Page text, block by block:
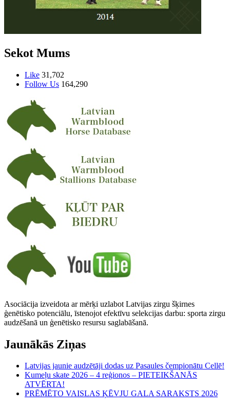
Sekot Mums
Like 31,702
Follow Us 164,290
Asociācija izveidota ar mērķi uzlabot Latvijas zirgu šķirnes
ģenētisko potenciālu, īstenojot efektīvu selekcijas darbu: sporta zirgu
audzēšanā un ģenētisko resursu saglabāšanā.
Jaunākās Ziņas
Latvijas jaunie audzētāji dodas uz Pasaules čempionātu Cellē!
Kumeļu skate 2026 – 4 reģionos – PIETEIKŠANĀS
ATVĒRTA!
PRĒMĒTO VAISLAS ĶĒVJU GALA SARAKSTS 2026